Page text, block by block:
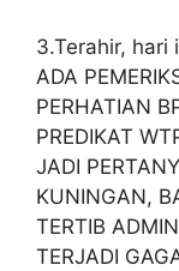
3.Terahir, hari
ADA
PERHATIAN
PREDIKAT
JADI
KUNINGAN,
TERTIB
TERJADI